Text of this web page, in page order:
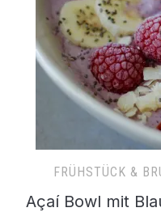
FRÜHSTÜCK &
Açaí Bowl mit